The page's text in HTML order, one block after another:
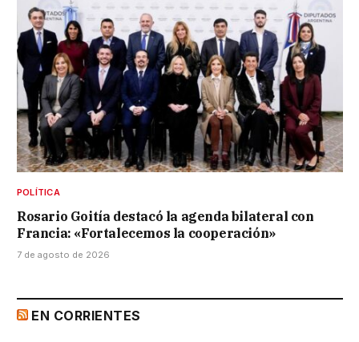
POLÍTICA
Rosario Goitía destacó la agenda bilateral con
Francia: «Fortalecemos la cooperación»
7 de agosto de 2026
EN CORRIENTES